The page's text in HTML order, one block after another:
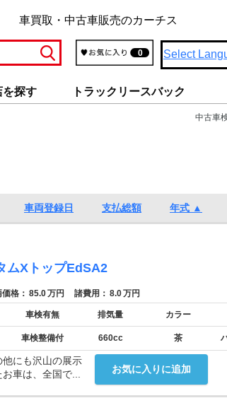
車買取・中古車販売のカーチス
0 Select
を探す トラックリースバック
中古車
車両登録日 支払総額 年式 ▲
ムXトップEdSA2
格： 85.0万円 諸費用： 8.0万円
車検有無 排気量 カラー
車検整備付 660cc 茶
お気に入りに追加
にも沢山の展示
車は、全国で...